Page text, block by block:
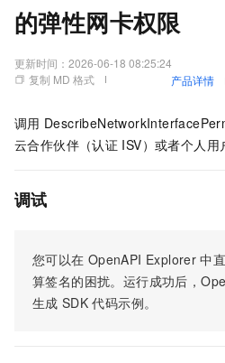
的弹性网卡权限
更新时间： 2026-06-18 08:25:24
复制 MD 格式
产品详情
调用
云合作伙伴（认证 ISV）或者个人用
调试
您可以在 OpenAPI Explorer 中
算签名的困扰。运行成功后，
生成 SDK 代码示例。